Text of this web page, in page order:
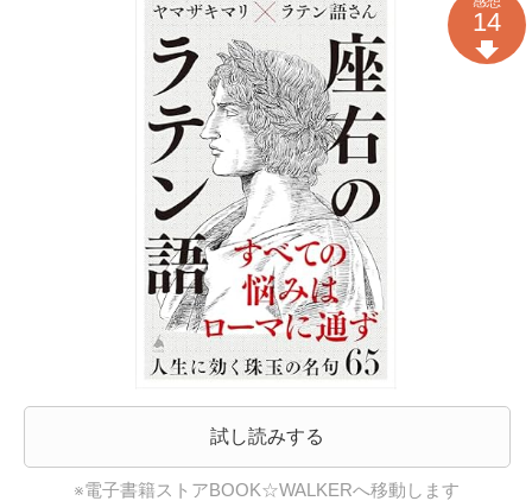
試し読みする
※電子書籍ストアBOOK☆WALKERへ移動します
14